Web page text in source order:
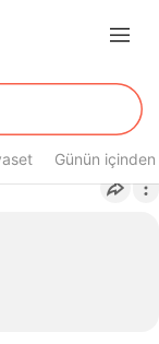
Günün içinden